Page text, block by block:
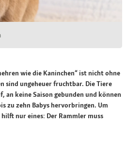
wie die Kaninchen“ ist nicht ohne
sind ungeheuer fruchtbar. Die Tiere
an keine Saison gebunden und können
zu zehn Babys hervorbringen. Um
nur eines: Der Rammler muss